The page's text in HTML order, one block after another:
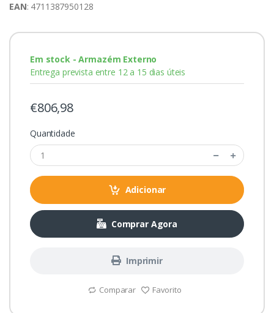
EAN: 4711387950128
Em stock - Armazém Externo
Entrega prevista entre 12 a 15 dias úteis
€806,98
Quantidade
Adicionar
Comprar Agora
Imprimir
Comparar Favorito